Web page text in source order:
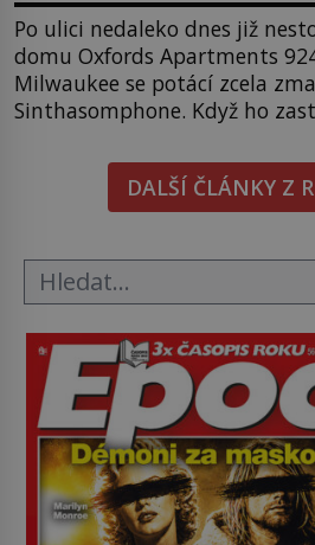
Po ulici nedaleko dnes již
domu Oxfords Apartments
Milwaukee se potácí zcela
Sinthasomphone. Když ho
Strážníci ho dopraví zpět do
„kamarádem“ je ovšem jeden
vrahů, Jeffrey Dahmer
DALŠÍ ČLÁNKY Z